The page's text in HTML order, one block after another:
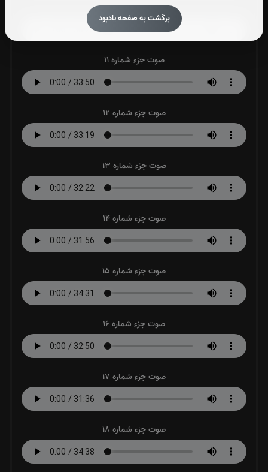
برگشت به صفحه یادبود
صوت جزء شماره 10
صوت جزء شماره 11
صوت جزء شماره 12
صوت جزء شماره 13
صوت جزء شماره 14
صوت جزء شماره 15
صوت جزء شماره 16
صوت جزء شماره 17
صوت جزء شماره 18